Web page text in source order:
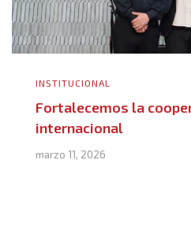
INSTITUCIONAL
Fortalecemos la
internacional
marzo 11, 2026